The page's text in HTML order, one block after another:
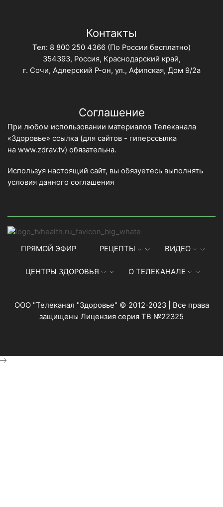
Контакты
Тел: 8 800 250 4366 (По России бесплатно)
354393, Россия, Краснодарский край,
г. Сочи, Адлерский Р-он, ул., Афипская, Дом 9/2а
Соглашение
При любом использовании материалов Телеканала
«Здоровье» ссылка (для сайтов - гиперссылка
на www.zdrav.tv) обязательна.
Используя настоящий сайт, вы обязуетесь выполнять
условия данного соглашения
ПРЯМОЙ ЭФИР РЕЦЕПТЫ ВИДЕО
ЦЕНТРЫ ЗДОРОВЬЯ О ТЕЛЕКАНАЛЕ
ООО "Телеканал "Здоровье" © 2012-2023 | Все права
защищены Лицензия серия ТВ №22325